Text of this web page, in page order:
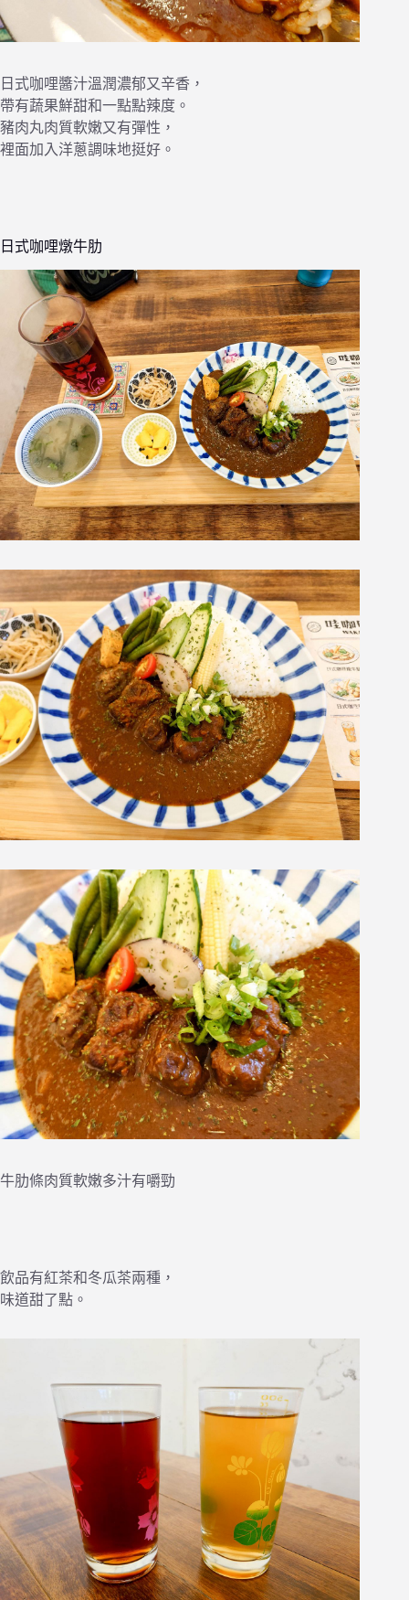
日式咖哩醬汁溫潤濃郁又辛香，
帶有蔬果鮮甜和一點點辣度。
豬肉丸肉質軟嫩又有彈性，
裡面加入洋蔥調味地挺好。
日式咖哩燉牛肋
牛肋條肉質軟嫩多汁有嚼勁
飲品有紅茶和冬瓜茶兩種，
味道甜了點。